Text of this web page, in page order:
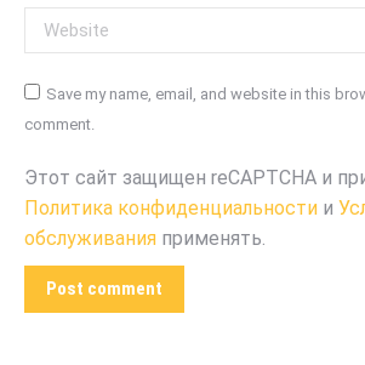
Website
Save my name, email, and website in this
comment.
Этот сайт защищен reCAPTCHA и
Политика конфиденциальности и
обслуживания применять.
Post comment